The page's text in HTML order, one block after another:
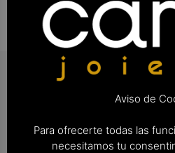
¿Quiénes somos?
Empresa
Aviso de
Para ofrecerte todas las
necesitamos tu